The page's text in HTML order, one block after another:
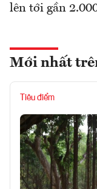
lên tới gần
Mới nhất
Tiêu điểm